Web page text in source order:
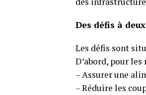
Des défis à
Les défis sont
D’abord, pour
– Assurer une
– Réduire les